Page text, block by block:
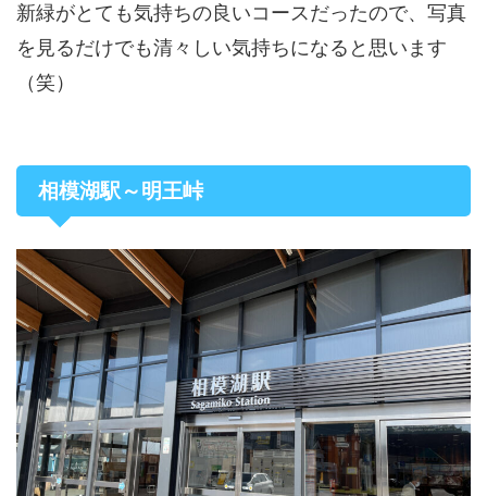
新緑がとても気持ちの良いコースだったので、写真
を見るだけでも清々しい気持ちになると思います
（笑）
相模湖駅～明王峠